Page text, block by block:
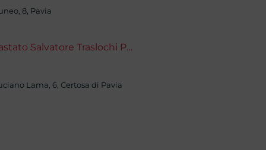
8, Pavia
Impastato Salvatore Traslochi Pavia - Traslochi Nazionali e Internazionali
Lama, 6, Certosa di Pavia